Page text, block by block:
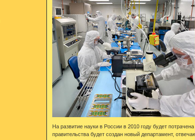
На развитие науки в России в 2010 году будет
правительства будет создан новый департамент,